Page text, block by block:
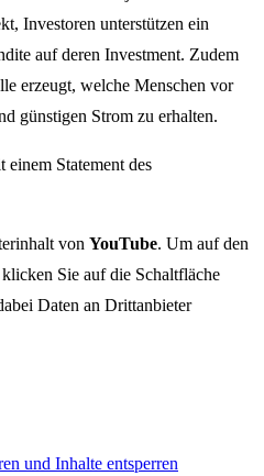
Investoren unterstützen ein
auf deren Investment. Zudem
erzeugt, welche Menschen vor
günstigen Strom zu erhalten.
Statement des
von YouTube. Um auf den
Sie auf die Schaltfläche
Daten an Drittanbieter
und Inhalte entsperren